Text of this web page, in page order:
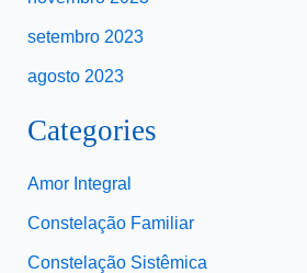
setembro 2023
agosto 2023
Categories
Amor Integral
Constelação Familiar
Constelação Sistêmica